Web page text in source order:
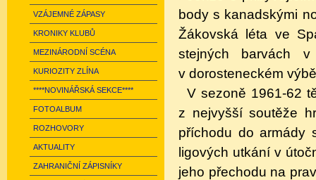
VZÁJEMNÉ ZÁPASY
KRONIKY KLUBŮ
MEZINÁRODNÍ SCÉNA
KURIOZITY ZLÍNA
****NOVINÁŘSKÁ SEKCE****
FOTOALBUM
ROZHOVORY
AKTUALITY
ZAHRANIČNÍ ZÁPISNÍKY
body s kanadskými
Žákovská léta ve
stejných barvách
v dorosteneckém
V sezoně 1961-62
z nejvyšší soutěže
příchodu do armády
ligových utkání v
jeho přechodu na